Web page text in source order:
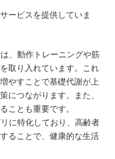
ービスを提供していま
、動作トレーニングや筋
取り入れています。これ
やすことで基礎代謝が上
につながります。また、
ことも重要です。
に特化しており、高齢者
ることで、健康的な生活